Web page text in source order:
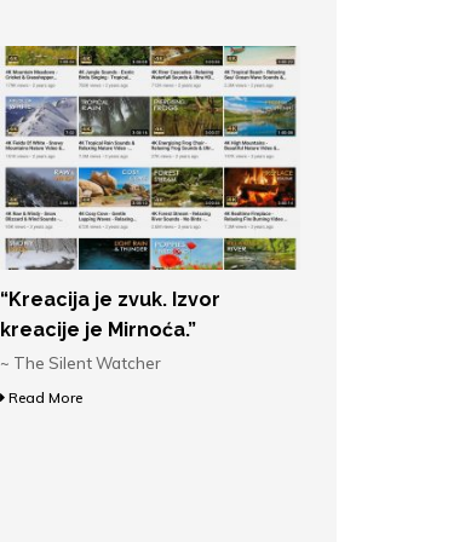
“Kreacija je zvuk. Izvor
kreacije je Mirnoća.”
~ The Silent Watcher
Read More